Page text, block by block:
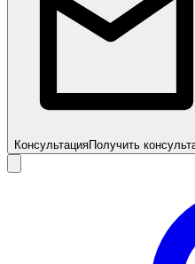
КонсультацияПолучить